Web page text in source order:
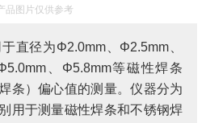
品图片仅供参考
直径为Φ2.0mm、Φ2.5mm、
、Φ5.8mm等磁性焊条
条）偏心值的测量。仪器分为
用于测量磁性焊条和不锈钢焊